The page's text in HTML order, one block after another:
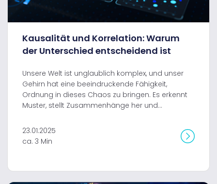
Kausalität und Korrelation: Warum
der Unterschied entscheidend ist
Unsere Welt ist unglaublich komplex, und unser
Gehirn hat eine beeindruckende Fähigkeit,
Ordnung in dieses Chaos zu bringen. Es erkennt
Muster, stellt Zusammenhänge her und...
23.01.2025
ca. 3 Min